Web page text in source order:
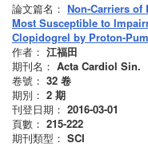
論文篇名： Non-Carriers of
Most Susceptible to
Clopidogrel by Proton-
作者： 江福田
期刊名： Acta Cardiol Sin.
卷號： 32 卷
期別： 2 期
刊登日期： 2016-03-01
頁數： 215-222
期刊類型： SCI